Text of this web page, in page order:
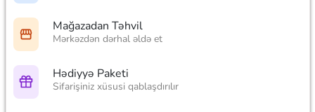
Mağazadan Təhvil
Mərkəzdən dərhal əldə et
Hədiyyə Paketi
Sifarişiniz xüsusi qablaşdırılır